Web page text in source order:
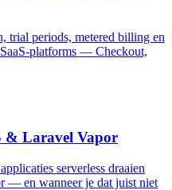
trial periods, metered billing en
platforms — Checkout,
& Laravel Vapor
serverless draaien
— en wanneer je dat juist niet